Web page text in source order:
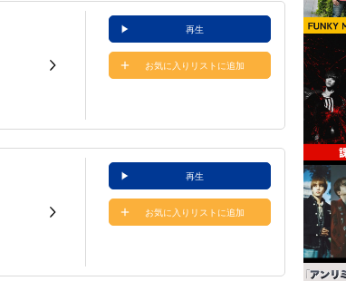
再生
お気に入りリストに追加
再生
お気に入りリストに追加